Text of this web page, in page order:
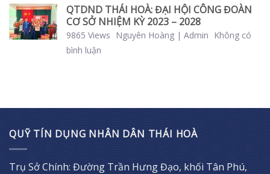
QTDND THÁI HOÀ: ĐẠI HỘI CÔNG ĐOÀN
CƠ SỞ NHIỆM KỲ 2023 – 2028
9865 Views Nguyên Hoàng | Admin
Không có
bình luận
QUỸ TÍN DỤNG NHÂN DÂN THÁI HOÀ
Trụ Sở Chính: Đường Trần Hưng Đạo, khối Tân Phú,